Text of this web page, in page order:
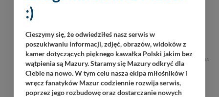
Giżycko / 18:30
07
08.2026
Piękna Góra / Port Łabędzi Ostrów / 20:30
REKLAMA
:)
Cieszymy się, że odwiedziłeś nasz serwis w
poszukiwaniu informacji, zdjęć, obrazów, widoków z
kamer dotyczących pięknego kawałka Polski jakim bez
wątpienia są Mazury. Staramy się Mazury odkryć dla
Ciebie na nowo. W tym celu nasza ekipa miłośników i
wręcz fanatyków Mazur codziennie rozwija serwis,
poprzez jego rozbudowę oraz dostarczanie nowych